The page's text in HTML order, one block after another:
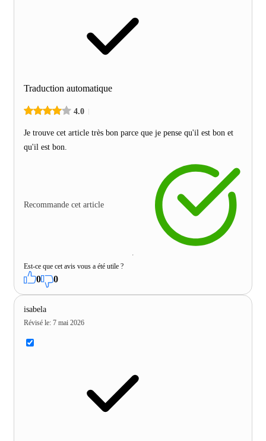
Traduction automatique
4.0
Je trouve cet article très bon parce que je pense qu'il est bon et
qu'il est bon.
Recommande cet article
Est-ce que cet avis vous a été utile ?
0 0
isabela
Révisé le: 7 mai 2026